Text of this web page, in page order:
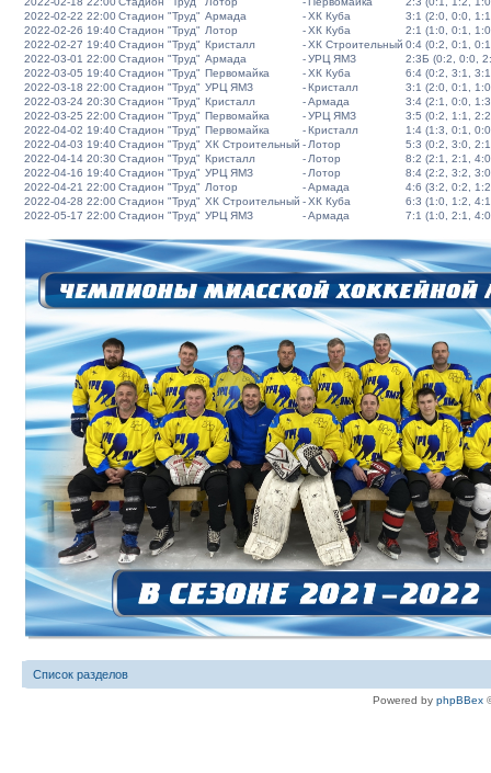
2022-02-22 22:00Стадион "Труд" Армада -ХК Куба
3:1 (2:0, 0:0,
2022-02-26 19:40Стадион "Труд" Лотор -ХК Куба
2:1 (1:0, 0:1,
2022-02-27 19:40Стадион "Труд" Кристалл -ХК Строительный 0:4 (0:2, 0:1,
2022-03-01 22:00Стадион "Труд" Армада -УРЦ ЯМЗ
2:3Б (0:2, 0:0,
2022-03-05 19:40Стадион "Труд" Первомайка -ХК Куба
6:4 (0:2, 3:1,
2022-03-18 22:00Стадион "Труд" УРЦ ЯМЗ -Кристалл
3:1 (2:0, 0:1,
2022-03-24 20:30Стадион "Труд" Кристалл -Армада
3:4 (2:1, 0:0,
2022-03-25 22:00Стадион "Труд" Первомайка -УРЦ ЯМЗ
3:5 (0:2, 1:1,
2022-04-02 19:40Стадион "Труд" Первомайка -Кристалл
1:4 (1:3, 0:1,
2022-04-03 19:40Стадион "Труд" ХК Строительный - Лотор
5:3 (0:2, 3:0,
2022-04-14 20:30Стадион "Труд" Кристалл - Лотор
8:2 (2:1, 2:1,
2022-04-16 19:40Стадион "Труд" УРЦ ЯМЗ - Лотор
8:4 (2:2, 3:2,
2022-04-21 22:00Стадион "Труд" Лотор -Армада
4:6 (3:2, 0:2,
2022-04-28 22:00Стадион "Труд" ХК Строительный -ХК Куба
6:3 (1:0, 1:2,
2022-05-17 22:00Стадион "Труд" УРЦ ЯМЗ -Армада 7:1 (1:0, 2:1,
Список разделов
Powered by phpBBex